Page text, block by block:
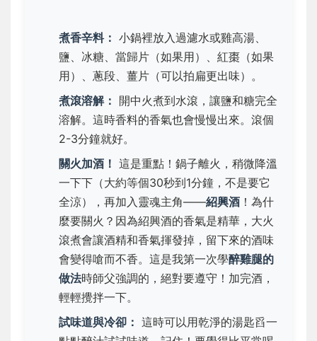
煮香辛料： 小鍋裡放入過濾水或雞高湯
鹽
冰糖 當歸片 （如果用）、 紅棗 （如果
用）、 蔥段、薑片 （可以拍扁更出味）。
煮滾溶解： 開中火煮到水滾，讓鹽和糖完全
溶解。這時香料的香氣也會慢慢出來。滾個
2-3分鐘就好。
關火加酒！ 這是重點！ 鍋子離火 ，稍微降溫
一下下（大約等個30秒到1分鐘，不是要它
全涼），再加入靈魂主角——紹興酒 ！為什
麼要關火？因為紹興酒的香氣是精華， 大火
滾煮會讓酒精和香氣揮發掉，留下來的酒味
會變得嗆而不香。這是我第一次學醉雞腿的
做法時師父強調的，絕對要遵守！加完酒，
輕輕攪拌一下。
試味道與冷卻： 這時可以 用乾淨的湯匙舀一